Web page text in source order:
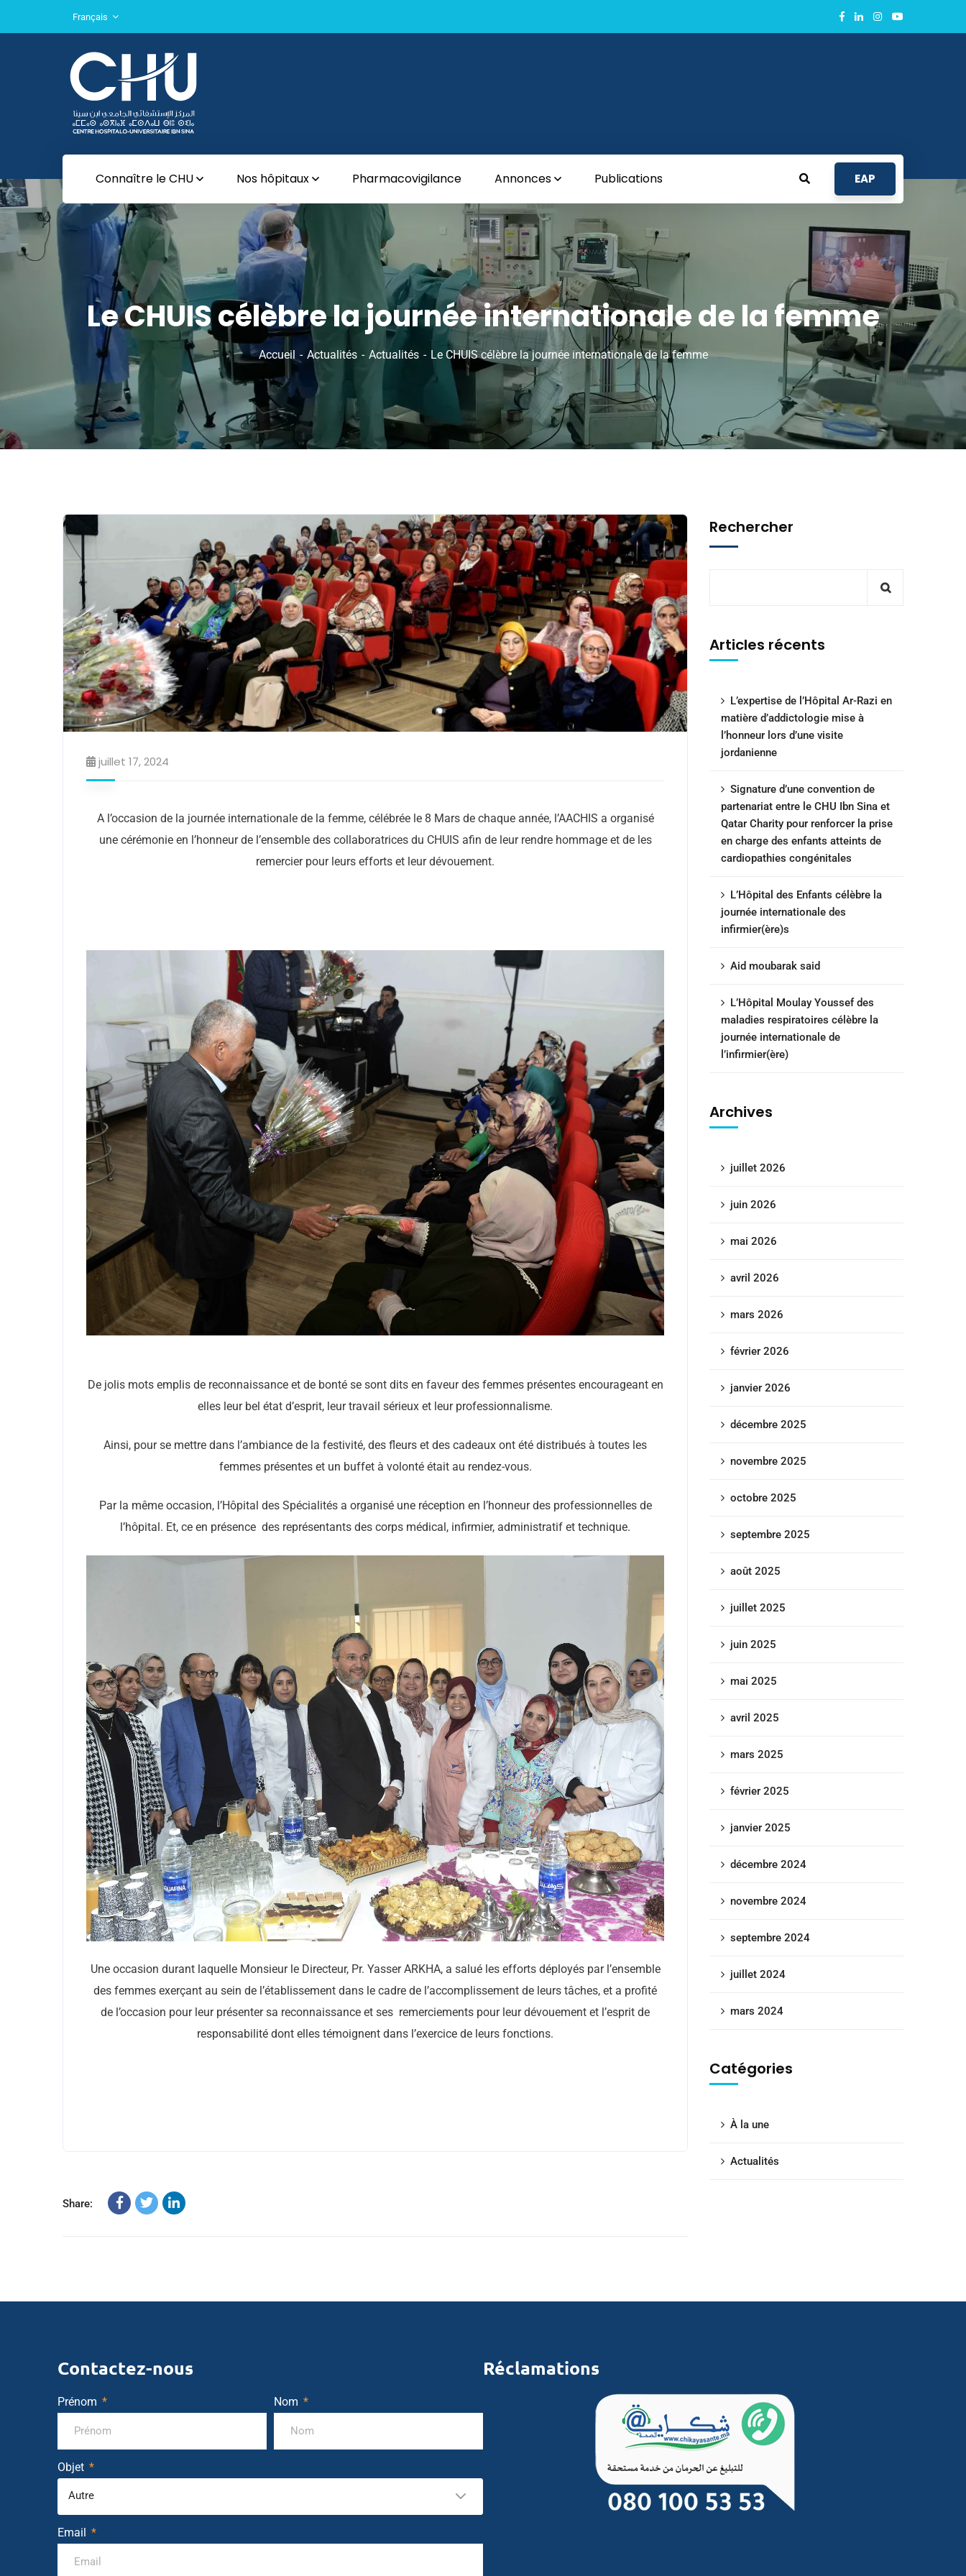
Français
Connaître le CHU Nos hôpitaux Pharmacovigilance Annonces Publications EAP
Le CHUIS célèbre la journée internationale de la femme
Accueil Actualités Actualités Le CHUIS célèbre la journée internationale de la femme
juillet 17, 2024
A l’occasion de la journée internationale de la femme, célébrée le 8 Mars de chaque année, l’AACHIS a organisé
une cérémonie en l’honneur de l’ensemble des collaboratrices du CHUIS afin de leur rendre hommage et de les
remercier pour leurs efforts et leur dévouement.
De jolis mots emplis de reconnaissance et de bonté se sont dits en faveur des femmes présentes encourageant en
elles leur bel état d’esprit, leur travail sérieux et leur professionnalisme.
Ainsi, pour se mettre dans l’ambiance de la festivité, des fleurs et des cadeaux ont été distribués à toutes les
femmes présentes et un buffet à volonté était au rendez-vous.
Par la même occasion, l’Hôpital des Spécialités a organisé une réception en l’honneur des professionnelles de
l’hôpital. Et, ce en présence des représentants des corps médical, infirmier, administratif et technique.
Une occasion durant laquelle Monsieur le Directeur, Pr. Yasser ARKHA, a salué les efforts déployés par l’ensemble
des femmes exerçant au sein de l’établissement dans le cadre de l’accomplissement de leurs tâches, et a profité
de l’occasion pour leur présenter sa reconnaissance et ses remerciements pour leur dévouement et l’esprit de
responsabilité dont elles témoignent dans l’exercice de leurs fonctions.
Share:
Rechercher
Articles récents
L’expertise de l’Hôpital Ar-Razi en
matière d’addictologie mise à
l’honneur lors d’une visite
jordanienne
Signature d’une convention de
partenariat entre le CHU Ibn Sina et
Qatar Charity pour renforcer la prise
en charge des enfants atteints de
cardiopathies congénitales
L’Hôpital des Enfants célèbre la
journée internationale des
infirmier(ère)s
Aid moubarak said
L’Hôpital Moulay Youssef des
maladies respiratoires célèbre la
journée internationale de
l’infirmier(ère)
Archives
juillet 2026
juin 2026
mai 2026
avril 2026
mars 2026
février 2026
janvier 2026
décembre 2025
novembre 2025
octobre 2025
septembre 2025
août 2025
juillet 2025
juin 2025
mai 2025
avril 2025
mars 2025
février 2025
janvier 2025
décembre 2024
novembre 2024
septembre 2024
juillet 2024
mars 2024
Catégories
À la une
Actualités
Contactez-nous
Prénom Nom
Objet
Autre
Email
Réclamations